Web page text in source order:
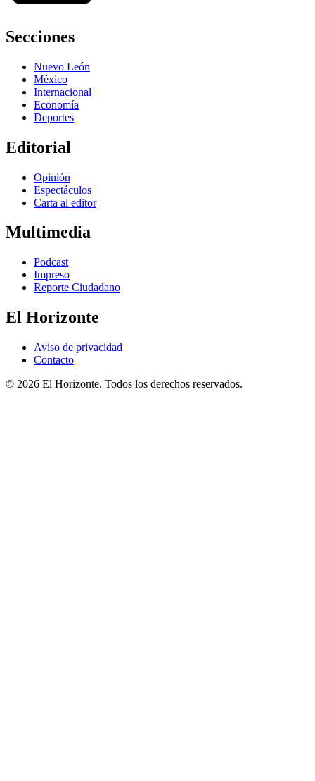
Secciones
Nuevo León
México
Internacional
Economía
Deportes
Editorial
Opinión
Espectáculos
Carta al editor
Multimedia
Podcast
Impreso
Reporte Ciudadano
El Horizonte
Aviso de privacidad
Contacto
© 2026 El Horizonte. Todos los derechos reservados.